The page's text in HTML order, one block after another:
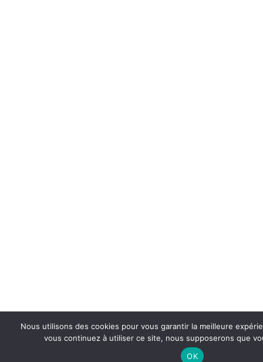
Nous utilisons des cookies pour vous garantir la meilleure
vous continuez à utiliser ce site, nous supposerons que
OK